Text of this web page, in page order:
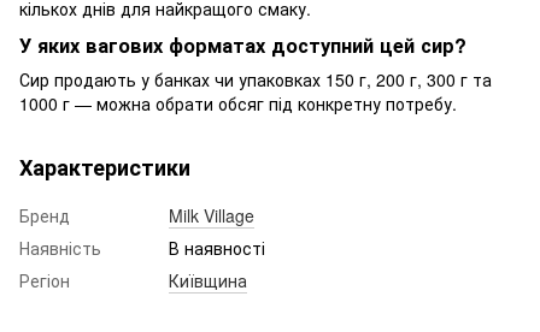
кількох днів для найкращого смаку.
У яких вагових форматах доступний цей сир?
Сир продають у банках чи упаковках 150 г, 200 г, 300 г та
1000 г — можна обрати обсяг під конкретну потребу.
Характеристики
Бренд
Milk Village
Наявність
В наявності
Регіон
Київщина